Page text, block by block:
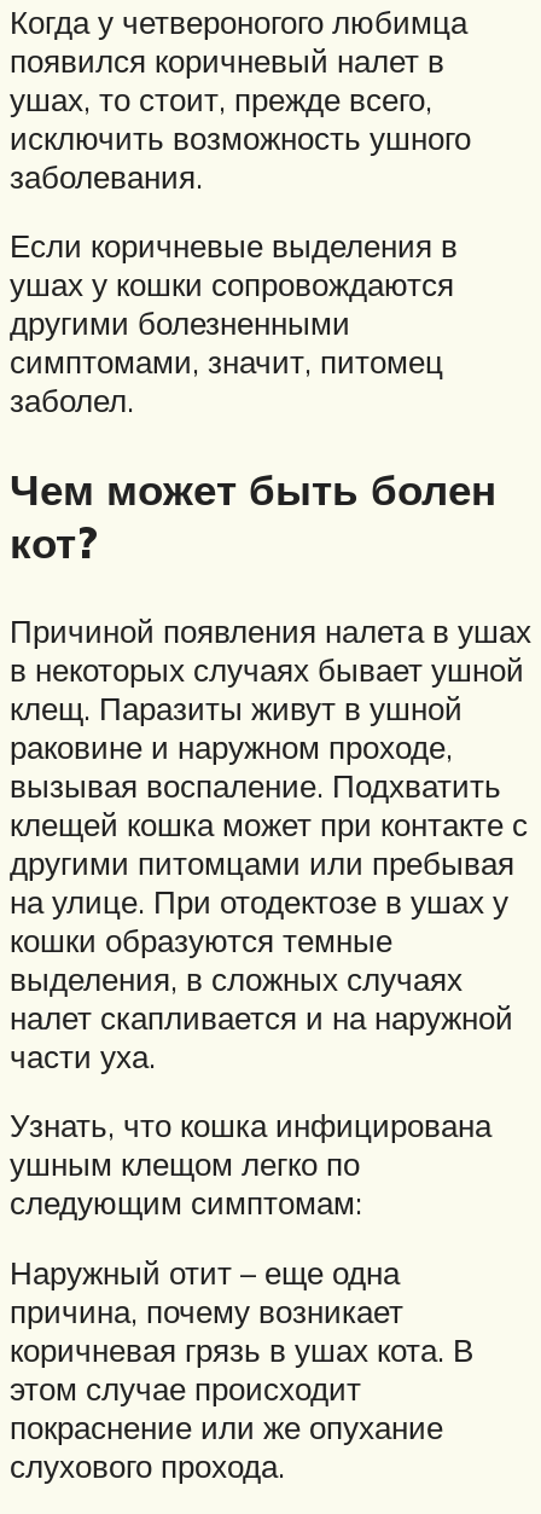
Когда у четвероногого любимца
появился коричневый налет в
ушах, то стоит, прежде всего,
исключить возможность ушного
заболевания.
Если коричневые выделения в
ушах у кошки сопровождаются
другими болезненными
симптомами, значит, питомец
заболел.
Чем может быть болен
кот?
Причиной появления налета в ушах
в некоторых случаях бывает ушной
клещ. Паразиты живут в ушной
раковине и наружном проходе,
вызывая воспаление. Подхватить
клещей кошка может при контакте с
другими питомцами или пребывая
на улице. При отодектозе в ушах у
кошки образуются темные
выделения, в сложных случаях
налет скапливается и на наружной
части уха.
Узнать, что кошка инфицирована
ушным клещом легко по
следующим симптомам:
Наружный отит – еще одна
причина, почему возникает
коричневая грязь в ушах кота. В
этом случае происходит
покраснение или же опухание
слухового прохода.